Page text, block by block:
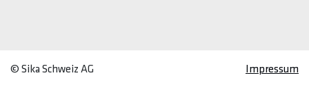
© Sika Schweiz AG Impressum